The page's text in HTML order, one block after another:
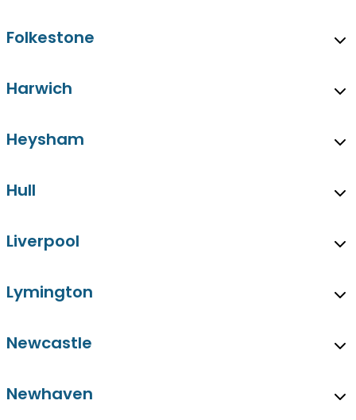
Folkestone
Harwich
Heysham
Hull
Liverpool
Lymington
Newcastle
Newhaven